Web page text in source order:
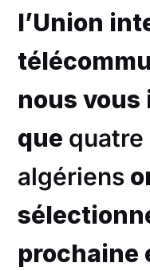
l’Union
nous
que
algériens
prochaine